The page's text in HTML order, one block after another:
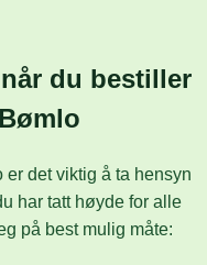
du bestiller
det viktig å ta hensyn
har tatt høyde for alle
på best mulig måte: